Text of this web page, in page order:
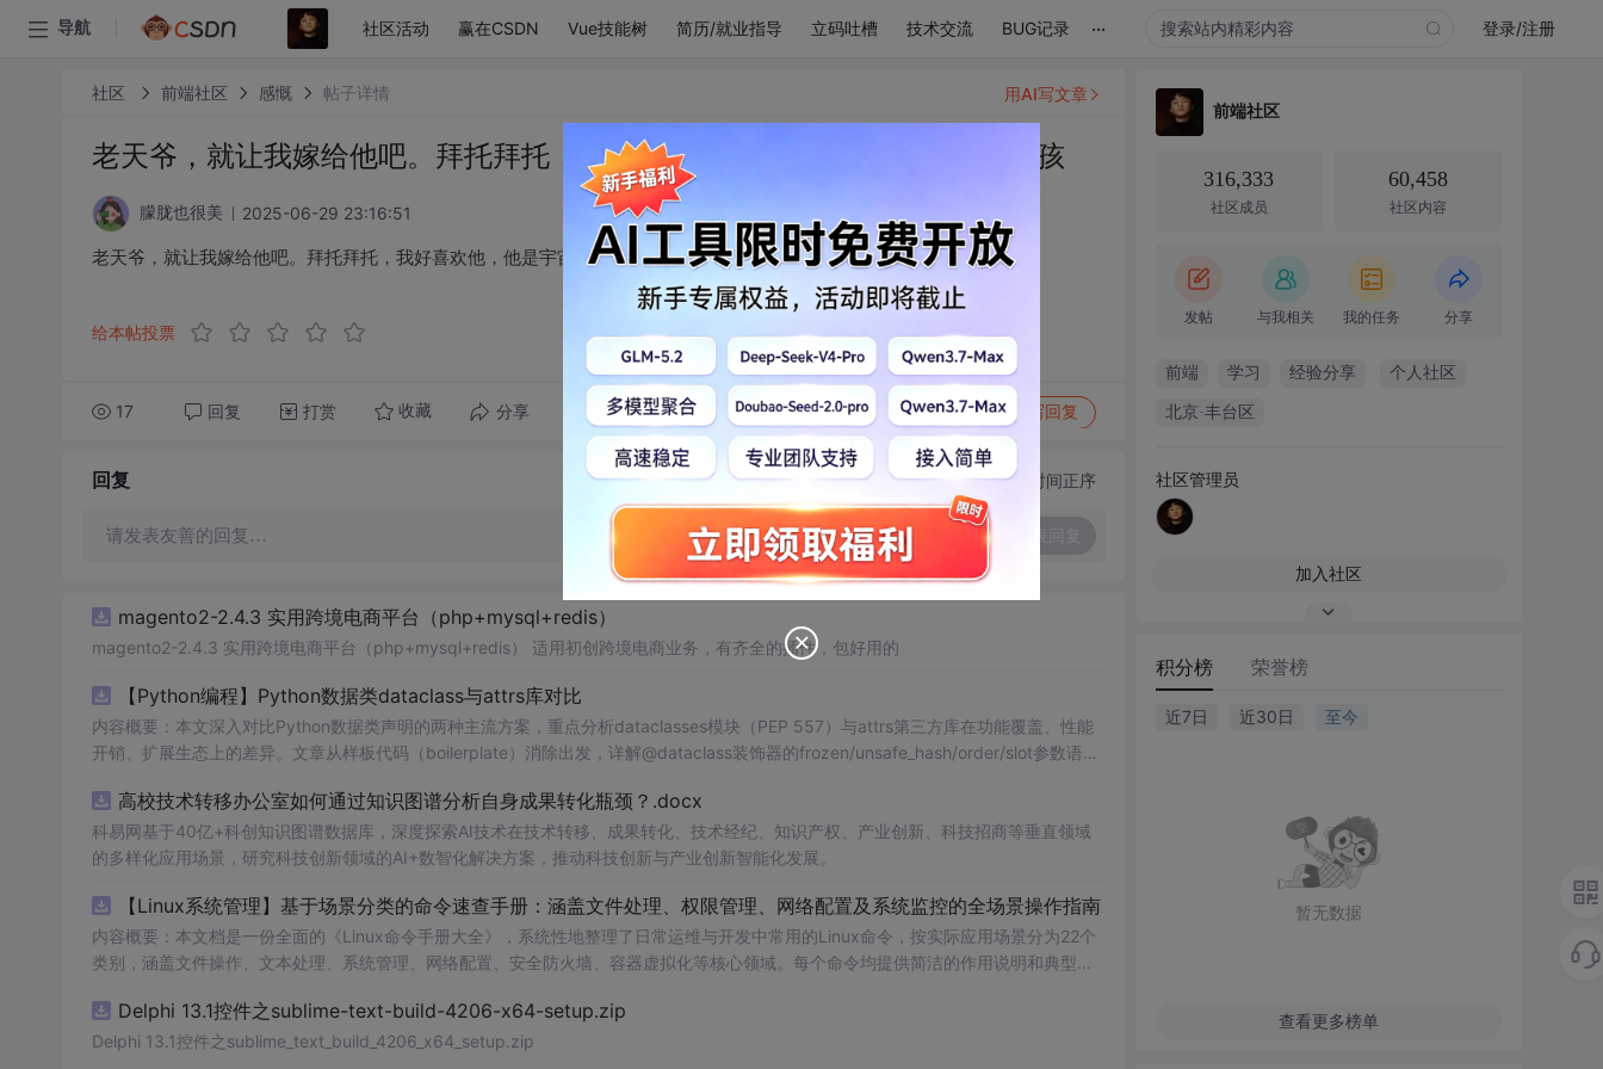
导航 社区活动 赢在CSDN Vue技能树 简历/就业指导 立码吐槽 技术交流 BUG记录 ... 登录/注册
社区 前端社区 感慨 帖子详情
老天爷，就让我嫁给他吧。拜托拜托，我好喜欢他，他是宇宙最可爱的小男孩
朦胧也很美 2025-06-29 23:16:51
老天爷，就让我嫁给他吧。拜托拜托，我好喜欢他，他是宇宙最可爱的小男孩
给本帖投票
17 回复 打赏 收藏 分享 转发到动态 举报 写回复
用AI写文章
回复 切换为时间正序
请发表友善的回复…
magento2-2.4.3 实用跨境电商平台（php+mysql+redis）
magento2-2.4.3 实用跨境电商平台（php+mysql+redis） 适用初创跨境电商业务，有齐全的插件，包好用的
【Python编程】Python数据类dataclass与attrs库对比
内容概要：本文深入对比Python数据类声明的两种主流方案，重点分析dataclasses模块（PEP 557）与attrs第三方库在功能覆盖、性能
开销、扩展生态上的差异。文章从样板代码（boilerplate）消除出发，详解@dataclass装饰器的frozen/unsafe_hash/order/slot参数语
ers类型转换器、以及auto_attribs的PEP 526注解兼容模式，同时介绍cattrs的序列化/反序列化适配、Pydantic的BaseModel运行时校验
增强、以及marshmallow的Schema显式定义，最后给出在配置对象、DTO传输、领域模型等场景下的数据类选型建议与版本兼容性策
略。 m.czqysy.com m.cxs666.com canankeyy.com btcxxm.com www.csd4zlyh.com
高校技术转移办公室如何通过知识图谱分析自身成果转化瓶颈？.docx
科易网基于40亿+科创知识图谱数据库，深度探索AI技术在技术转移、成果转化、技术经纪、知识产权、产业创新、科技招商等垂直领域
的多样化应用场景，研究科技创新领域的AI+数智化解决方案，推动科技创新与产业创新智能化发展。
【Linux系统管理】基于场景分类的命令速查手册：涵盖文件处理、权限管理、网络配置及系统监控的全场景操作指南
内容概要：本文档是一份全面的《Linux命令手册大全》，系统性地整理了日常运维与开发中常用的Linux命令，按实际应用场景分为22个
类别，涵盖文件操作、文本处理、系统管理、网络配置、安全防火墙、容器虚拟化等核心领域。每个命令均提供简洁的作用说明和典型用
故障排查流程和高危命令警示，帮助用户高效、安全地使用Linux系统。; 适合人群：具备基本Linux使用经验的开发者、运维工程师和技术
支持人员，尤其适合工作1-3年需提升实操能力的技术人员；也适合作为资深用户的速查参考手册。; 使用场景及目标：①快速查找并掌握
Delphi 13.1控件之sublime-text-build-4206-x64-setup.zip
Delphi 13.1控件之sublime_text_build_4206_x64_setup.zip
前端社区
316,333
社区成员
60,458
社区内容
发帖 与我相关 我的任务 分享
前端 学习 经验分享 个人社区
北京·丰台区
社区管理员
加入社区
积分榜 荣誉榜
近7日 近30日 至今
暂无数据
查看更多榜单